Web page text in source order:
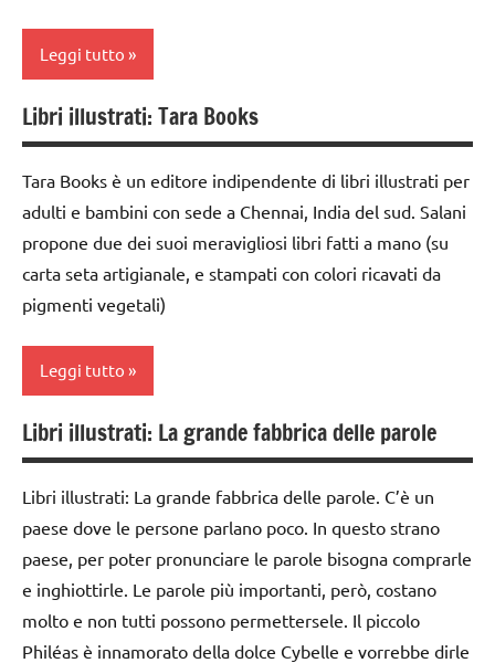
dettati
ortografici
GEOGRAFIA
LINGUAGGIO
STAGIONI
Terra
ARGOMENTI
PER ETA'
TUTTI GLI
ARTICOLI
3a
classe
classe
dettati
dettati
Inverno
STAGIONI
TUTTI GLI
ARGOMENTI
TUTTI GLI
ARTICOLI
Leggi tutto
classe
1a
classe
2a
classe
3a
classe
5a
dettati /
tempo
dettati
ortografici
GEOGRAFIA
Libri illustrati: Tara Books
Tara Books è un editore indipendente di libri illustrati per
adulti e bambini con sede a Chennai, India del sud. Salani
propone due dei suoi meravigliosi libri fatti a mano (su
carta seta artigianale, e stampati con colori ricavati da
pigmenti vegetali)
Leggi tutto
classe
3a
classe
4a
classe
5a
LIBRI E
Libri illustrati: La grande fabbrica delle parole
Libri illustrati: La grande fabbrica delle parole. C’è un
paese dove le persone parlano poco. In questo strano
paese, per poter pronunciare le parole bisogna comprarle
e inghiottirle. Le parole più importanti, però, costano
molto e non tutti possono permettersele. Il piccolo
Philéas è innamorato della dolce Cybelle e vorrebbe dirle